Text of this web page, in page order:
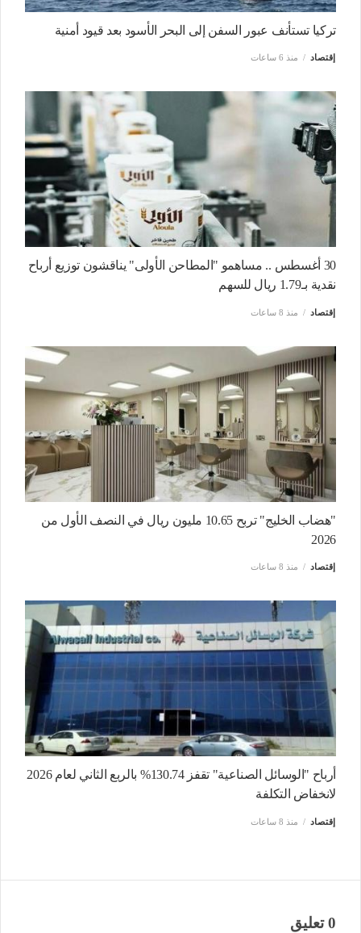
تركيا تستأنف عبور السفن إلى البحر الأسود بعد قيود أمنية
إقتصاد منذ 6 ساعات
30 أغسطس .. مساهمو "المطاحن الأولى" يناقشون توزيع أرباح
نقدية بـ1.79 ريال للسهم
إقتصاد منذ 8 ساعات
"هضاب الخليج" تربح 10.65 مليون ريال في النصف الأول من
2026
إقتصاد منذ 8 ساعات
أرباح "الوسائل الصناعية" تقفز 130.74% بالربع الثاني لعام 2026
لانخفاض التكلفة
إقتصاد منذ 8 ساعات
0 تعليق